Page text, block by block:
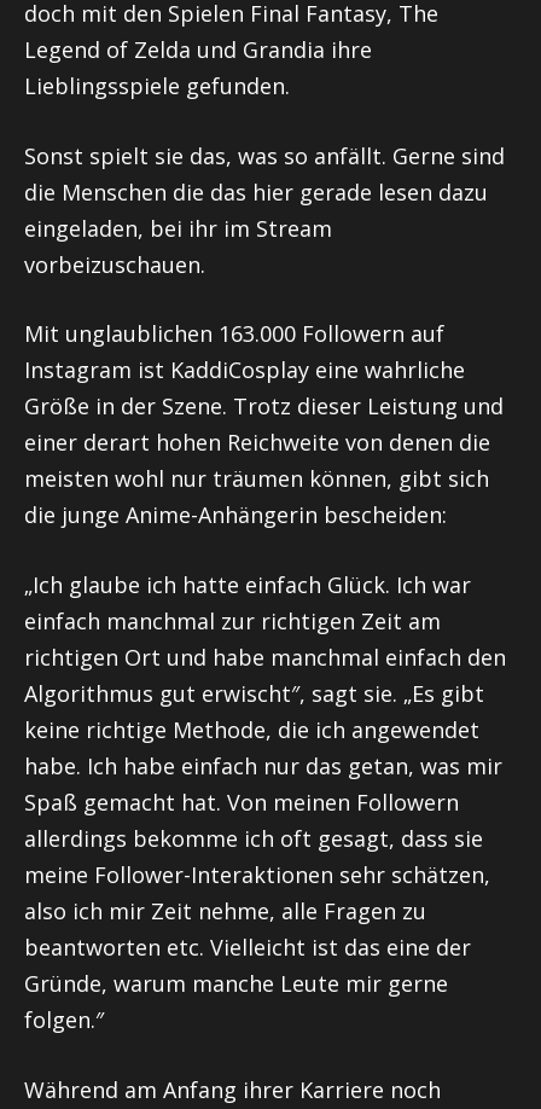
doch mit den Spielen Final Fantasy, The
Legend of Zelda und Grandia ihre
Lieblingsspiele gefunden.
Sonst spielt sie das, was so anfällt. Gerne sind
die Menschen die das hier gerade lesen dazu
eingeladen, bei ihr im Stream
vorbeizuschauen.
Mit unglaublichen 163.000 Followern auf
Instagram ist KaddiCosplay eine wahrliche
Größe in der Szene. Trotz dieser Leistung und
einer derart hohen Reichweite von denen die
meisten wohl nur träumen können, gibt sich
die junge Anime-Anhängerin bescheiden:
„Ich glaube ich hatte einfach Glück. Ich war
einfach manchmal zur richtigen Zeit am
richtigen Ort und habe manchmal einfach den
Algorithmus gut erwischt″, sagt sie. „Es gibt
keine richtige Methode, die ich angewendet
habe. Ich habe einfach nur das getan, was mir
Spaß gemacht hat. Von meinen Followern
allerdings bekomme ich oft gesagt, dass sie
meine Follower-Interaktionen sehr schätzen,
also ich mir Zeit nehme, alle Fragen zu
beantworten etc. Vielleicht ist das eine der
Gründe, warum manche Leute mir gerne
folgen.″
Während am Anfang ihrer Karriere noch